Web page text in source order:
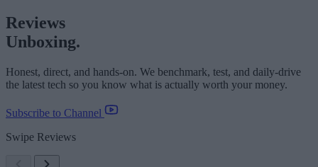
Reviews
Unboxing.
Honest, direct, and hands-on. We benchmark, test, and daily-drive
the latest tech so you know what is actually worth your money.
Subscribe to Channel
Swipe Reviews